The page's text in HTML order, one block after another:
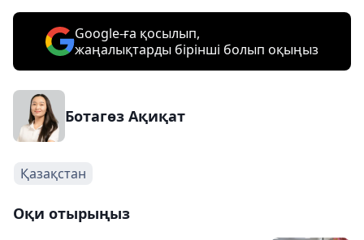
Google-ға қосылып,
жаңалықтарды бірінші болып оқыңыз
Ботагөз Ақиқат
Қазақстан
Оқи отырыңыз